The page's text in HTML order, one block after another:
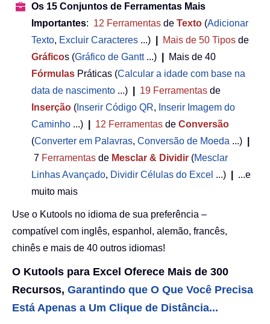
Os 15 Conjuntos de Ferramentas Mais
Importantes: 12 Ferramentas de Texto (Adicionar
Texto, Excluir Caracteres ...) Mais de 50 Tipos de
Gráficos (Gráfico de Gantt...)
Mais de 40
Fórmulas Práticas (Calcular a idade com base na
data de nascimento ...) 19 Ferramentas de
Inserção ( Inserir Código QR, Inserir Imagem do
Caminho ...) 12 Ferramentas de Conversão
(Converter em Palavras, Conversão de Moeda ...)
7 Ferramentas de Mesclar & Dividir (Mesclar
Linhas Avançado, Dividir Células do Excel ...)
...e
muito mais
Use o Kutools no idioma de sua preferência –
compatível com inglês, espanhol, alemão, francês,
chinês e mais de 40 outros idiomas!
O Kutools para Excel Oferece Mais de 300
Recursos, Garantindo que O Que Você Precisa
Está Apenas a Um Clique de Distância...